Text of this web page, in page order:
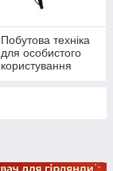
Побутова техніка
для особистого
користування